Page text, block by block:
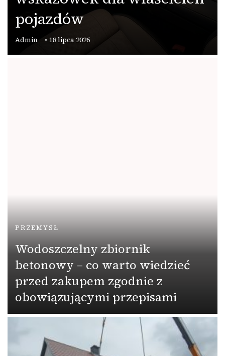
pojazdów
Admin 18 lipca 2026
PRZEMYSŁ
Wodoszczelny zbiornik
betonowy – co warto wiedzieć
przed zakupem zgodnie z
obowiązującymi przepisami